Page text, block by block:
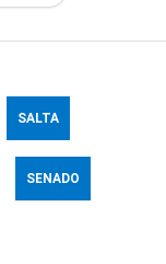
SALTA
SENADO